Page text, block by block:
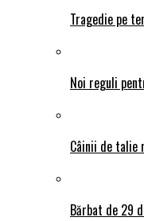
Tragedie pe
Noi reguli
Câinii de talie
Bărbat de 29